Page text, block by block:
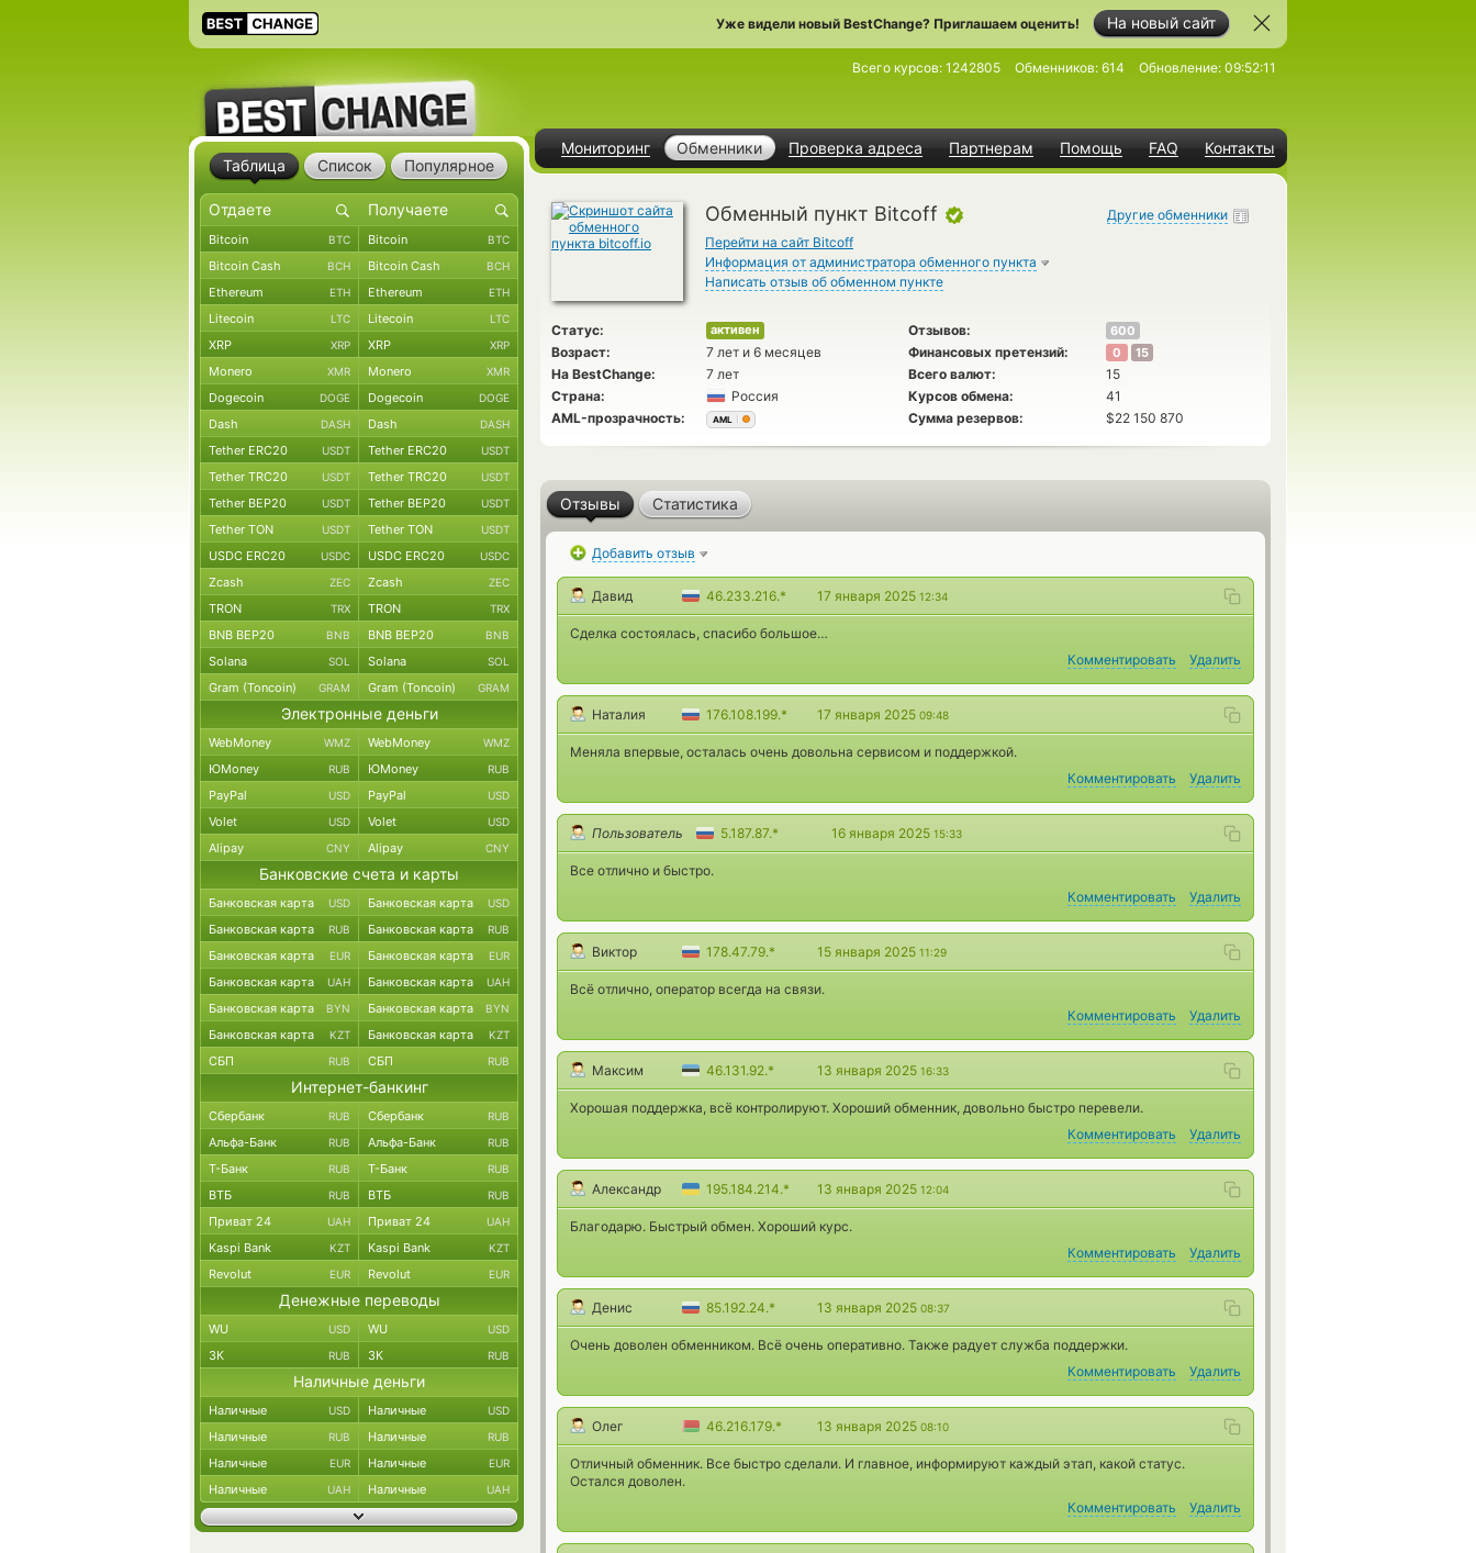
На новый сайт
Уже видели новый BestChange? Приглашаем оценить!
Мониторинг Обменники Проверка адреса Партнерам Помощь FAQ Контакты
Всего курсов: 1242805 Обменников: 614 Обновление: 09:52:11
Обменный пункт Bitcoff
Перейти на сайт Bitcoff
Информация от администратора обменного пункта
Написать отзыв об обменном пункте
Другие обменники
Статус: активен Отзывов: 600
Возраст: 7 лет и 6 месяцев Финансовых претензий: 0 15
На BestChange: 7 лет Всего валют:
15
Страна:
Россия Курсов обмена:
41
AML-прозрачность:
AML Сумма резервов: $22 150 870
Отзывы Статистика
Добавить отзыв
Давид 46.233.216.* 17 января 2025 12:34
Сделка состоялась, спасибо большое…
Комментировать
Удалить
Наталия 176.108.199.* 17 января 2025 09:48
Меняла впервые, осталась очень довольна сервисом и поддержкой.
Комментировать
Удалить
Пользователь 5.187.87.* 16 января 2025 15:33
Все отлично и быстро.
Комментировать
Удалить
Виктор 178.47.79.* 15 января 2025 11:29
Всё отлично, оператор всегда на связи.
Комментировать
Удалить
Максим 46.131.92.* 13 января 2025 16:33
Хорошая поддержка, всё контролируют. Хороший обменник, довольно быстро перевели.
Комментировать
Удалить
Александр 195.184.214.* 13 января 2025 12:04
Благодарю. Быстрый обмен. Хороший курс.
Комментировать
Удалить
Денис 85.192.24.* 13 января 2025 08:37
Очень доволен обменником. Всё очень оперативно. Также радует служба поддержки.
Комментировать
Удалить
Олег 46.216.179.* 13 января 2025 08:10
Отличный обменник. Все быстро сделали. И главное, информируют каждый этап, какой статус.
Остался доволен.
Комментировать
Удалить
Таблица Список Популярное
Bitcoin BTC Bitcoin BTC
Bitcoin Cash BCH Bitcoin Cash BCH
Ethereum ETH Ethereum ETH
Litecoin LTC Litecoin LTC
XRP XRP XRP XRP
Monero XMR Monero XMR
Dogecoin DOGE Dogecoin DOGE
Dash DASH Dash DASH
Tether ERC20 USDT Tether ERC20 USDT
Tether TRC20 USDT Tether TRC20 USDT
Tether BEP20 USDT Tether BEP20 USDT
Tether TON USDT Tether TON USDT
USDC ERC20 USDC USDC ERC20 USDC
Zcash ZEC Zcash ZEC
TRON TRX TRON TRX
BNB BEP20 BNB BNB BEP20 BNB
Solana SOL Solana SOL
Gram (Toncoin) GRAM Gram (Toncoin) GRAM
Электронные деньги
WebMoney WMZ WebMoney WMZ
ЮMoney RUB ЮMoney RUB
PayPal USD PayPal USD
Volet USD Volet USD
Alipay CNY Alipay CNY
Банковские счета и карты
Банковская карта USD Банковская карта USD
Банковская карта RUB Банковская карта RUB
Банковская карта EUR Банковская карта EUR
Банковская карта UAH Банковская карта UAH
Банковская карта BYN Банковская карта BYN
Банковская карта KZT Банковская карта KZT
СБП RUB СБП RUB
Интернет-банкинг
Сбербанк RUB Сбербанк RUB
Альфа-Банк RUB Альфа-Банк RUB
Т-Банк RUB Т-Банк RUB
ВТБ RUB ВТБ RUB
Приват 24 UAH Приват 24 UAH
Kaspi Bank KZT Kaspi Bank KZT
Revolut EUR Revolut EUR
Денежные переводы
WU USD WU USD
ЗК RUB ЗК RUB
Наличные деньги
Наличные USD Наличные USD
Наличные RUB Наличные RUB
Наличные EUR Наличные EUR
Наличные UAH Наличные UAH